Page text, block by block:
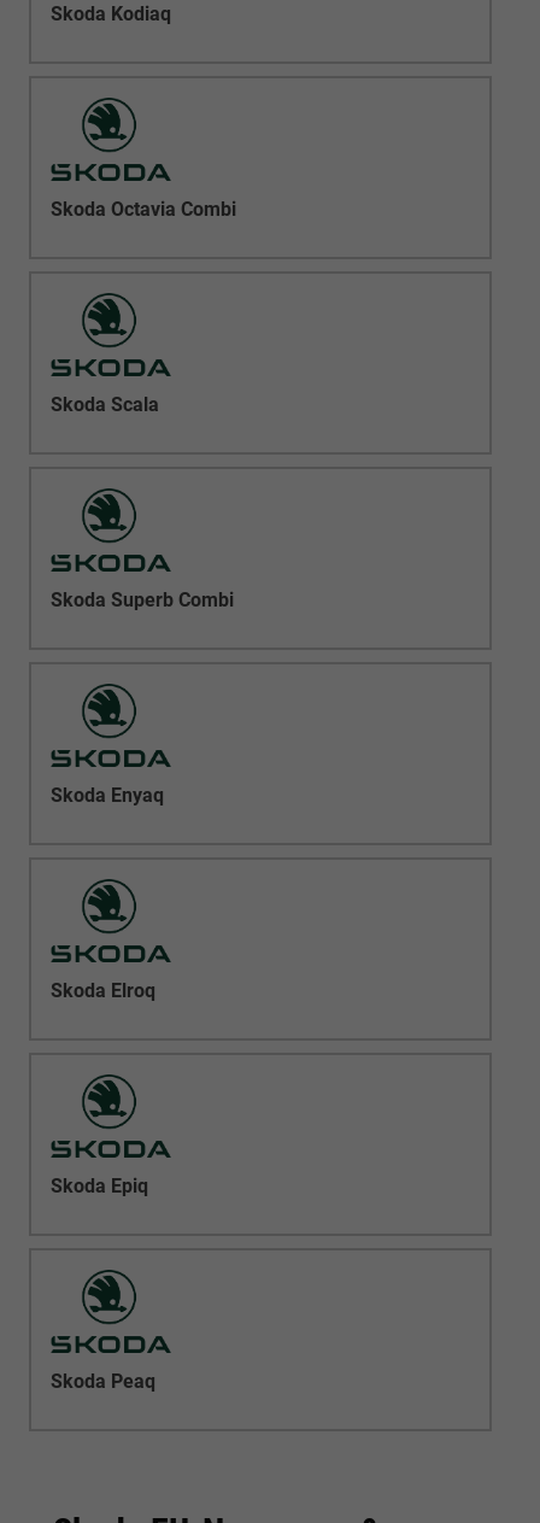
Skoda Kodiaq
Skoda Octavia Combi
Skoda Scala
Skoda Superb Combi
Skoda Enyaq
Skoda Elroq
Skoda Epiq
Skoda Peaq